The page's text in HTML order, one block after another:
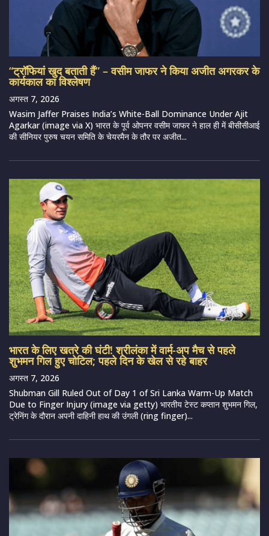
“ट्रॉफियां खुद बताती हैं” – वसीम जाफर ने किया अजीत अगरकर के
कार्यकाल का विश्लेषण
अगस्त 7, 2026
Wasim Jaffer Praises India’s White-Ball Dominance Under Ajit
Agarkar (image via X) भारत के पूर्व ओपनर वसीम जाफर ने हाल ही में बीसीसीआई
की सीनियर पुरुष चयन समिति के चेयरमैन के तौर पर अजीत...
भारत के लिए खतरे की घंटी! श्रीलंका में वार्म-अप मैच से पहले
शुभमन गिल हुए चोटिल; पहले दिन के खेल से रहे बाहर
अगस्त 7, 2026
Shubman Gill Ruled Out of Day 1 of Sri Lanka Warm-Up Match
Due to Finger Injury (image via getty) भारतीय टेस्ट कप्तान शुभमन गिल,
ट्रेनिंग के दौरान अपनी दाहिनी हाथ की उंगली (ring finger)...